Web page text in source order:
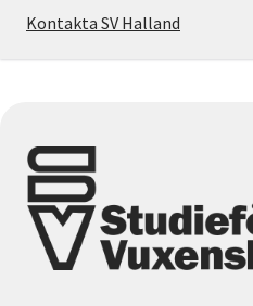
Kontakta SV Halland